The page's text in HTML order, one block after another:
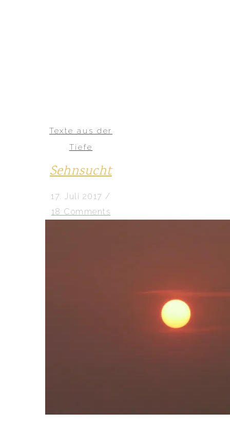
Texte aus der
Tiefe
Sehnsucht
17. Juli 2017 /
18 Comments